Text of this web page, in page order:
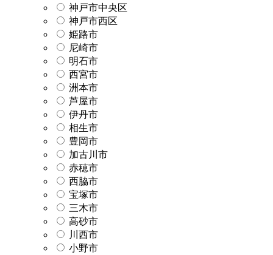
神戸市中央区
神戸市西区
姫路市
尼崎市
明石市
西宮市
洲本市
芦屋市
伊丹市
相生市
豊岡市
加古川市
赤穂市
西脇市
宝塚市
三木市
高砂市
川西市
小野市